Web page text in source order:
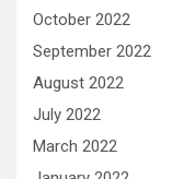
October 2022
September 2022
August 2022
July 2022
March 2022